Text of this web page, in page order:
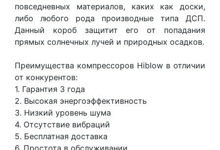
повседневных материалов, каких как доски,
либо любого рода производные типа ДСП.
Данный короб защитит его от попадания
прямых солнечных лучей и природных осадков.
Преимущества компрессоров Hiblow в отличии
от конкурентов:
1. Гарантия 3 года
2. Высокая энергоэффективность
3. Низкий уровень шума
4. Отсутствие вибраций
5. Бесплатная доставка
6. Простота в обслуживании